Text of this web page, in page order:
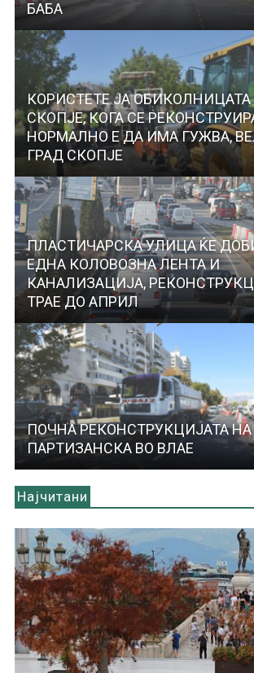
БАБА
КОРИСТЕТЕ ЈА ОБИКОЛНИЦАТА
СКОПЈЕ, КОГА СЕ
НОРМАЛНО Е ДА ИМА ГУЖВА,
ГРАД СКОПЈЕ
ПЛАСТИЧАРСКА УЛИЦА ЌЕ
ЕДНА КОЛОВОЗНА ЛЕНТА И
КАНАЛИЗАЦИЈА,
ТРАЕ ДО АПРИЛ
ПОЧНА РЕКОНСТРУКЦИЈАТА НА
ПАРТИЗАНСКА ВО ВЛАЕ
Најчитани